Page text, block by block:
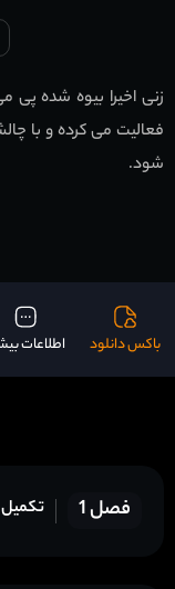
زنی اخیرا بیوه شده
فعالیت می کرده و با
شود.
باکس دانلود اطلاعات
فصل 1